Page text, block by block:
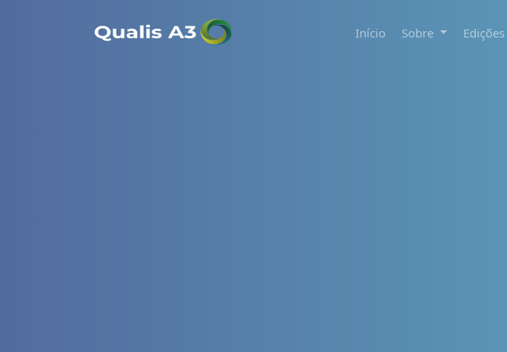
Início Sobre Edições